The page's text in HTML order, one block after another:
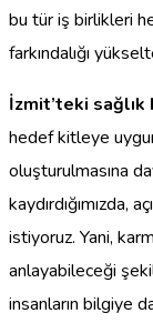
bu tür iş birlikleri
farkındalığı
İzmit’teki
hedef kitleye
oluşturulmasına
kaydırdığımızda,
istiyoruz. Yani,
anlayabileceği
insanların bilgiye